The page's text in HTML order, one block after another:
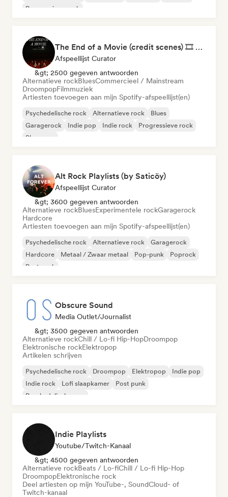
Progressieve rock
The End of a Movie (credit scenes) 🎞️ Cinematic Dream Pop & Bedroom Indie
Afspeellijst Curator
&gt; 2500 gegeven antwoorden
Alternatieve rockBluesCommercieel / Mainstream
DroompopFilmmuziek
Artiesten toevoegen aan mijn Spotify-afspeellijst(en)
Psychedelische rock Alternatieve rock
Blues
Garagerock
Indie pop Indie rock
Progressieve rock
Shoegaze
Alt Rock Playlists (by Saticöy)
Afspeellijst Curator
&gt; 3600 gegeven antwoorden
Alternatieve rockBluesExperimentele rockGaragerock
Hardcore
Artiesten toevoegen aan mijn Spotify-afspeellijst(en)
Psychedelische rock Alternatieve rock
Garagerock
Hardcore
Metaal / Zwaar metaal Pop-punk
Poprock
Post punk
Obscure Sound
Media Outlet/Journalist
&gt; 3500 gegeven antwoorden
Alternatieve rockChill / Lo-fi Hip-HopDroompop
Elektronische rockElektropop
Artikelen schrijven
Psychedelische rock Droompop Elektropop
Indie pop
Indie rock
Lofi slaapkamer
Post punk
Psychedelische pop
Indie Playlists
Youtube/Twitch-Kanaal
&gt; 4500 gegeven antwoorden
Alternatieve rockBeats / Lo-fiChill / Lo-fi Hip-Hop
DroompopElektronische rock
Deel artiesten op mijn YouTube-, SoundCloud- of
Twitch-kanaal